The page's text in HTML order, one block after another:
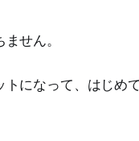
せん。
になって、はじめ